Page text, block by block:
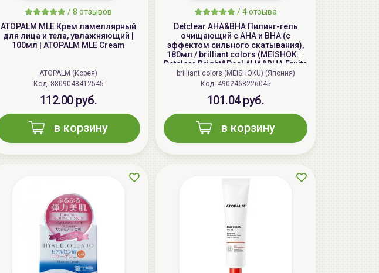
AiliCode Бальзам для волос
-26%
/8 отзывов
ATOPALM MLE Крем ламеллярный
для лица и тела, увлажняющий |
100мл | ATOPALM MLE Cream
ATOPALM (Корея)
Код: 8809048412545
112.00 руб.
в корзину
/4 отзыва
Detclear AHA&BHA Пилинг-гель
очищающий с AHA и BHA (с
эффектом сильного скатывания),
180мл / brilliant colors (MEISHOKU)
Detclear Bright&Peel AHA&BHA Fruits
Peeling Jelly
brilliant colors (MEISHOKU) (Япония)
Код: 4902468226045
101.04 руб.
в корзину